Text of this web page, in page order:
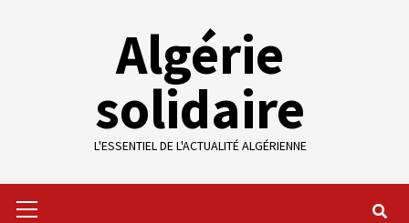
Algérie
solidaire
L'ESSENTIEL DE L'ACTUALITÉ ALGÉRIENNE
Menu